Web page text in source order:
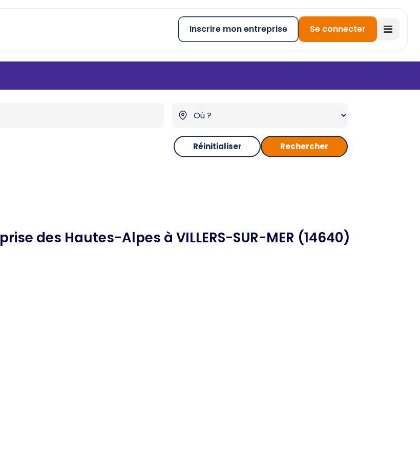
Inscrire mon entreprise Se connecter
Réinitialiser Rechercher
des Hautes-Alpes à VILLERS-SUR-MER (14640)